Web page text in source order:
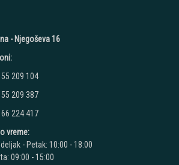
- Njegoševa 16
209 104
209 387
224 417
vreme:
- Petak: 10:00 - 18:00
09:00 - 15:00